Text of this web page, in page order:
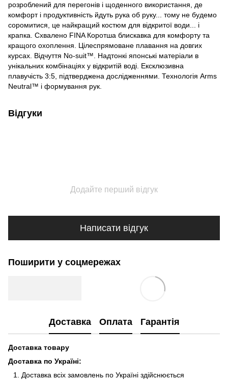
розроблений для перегонів і щоденного використання, де
комфорт і продуктивність йдуть рука об руку... тому не будемо
соромитися, це найкращий костюм для відкритої води... і
крапка. Схвалено FINA Коротша блискавка для комфорту та
кращого охоплення. Цілеспрямоване плавання на довгих
курсах. Відчуття No-suit™. Надтонкі японські матеріали в
унікальних комбінаціях у відкритій воді. Ексклюзивна
плавучість 3:5, підтверджена дослідженнями. Технологія Arms
Neutral™ і формування рук.
Відгуки
Додайте перший відгук
Написати відгук
Поширити у соцмережах
Доставка Оплата Гарантія
Доставка товару
Доставка по Україні:
Доставка всіх замовлень по Україні здійснюється